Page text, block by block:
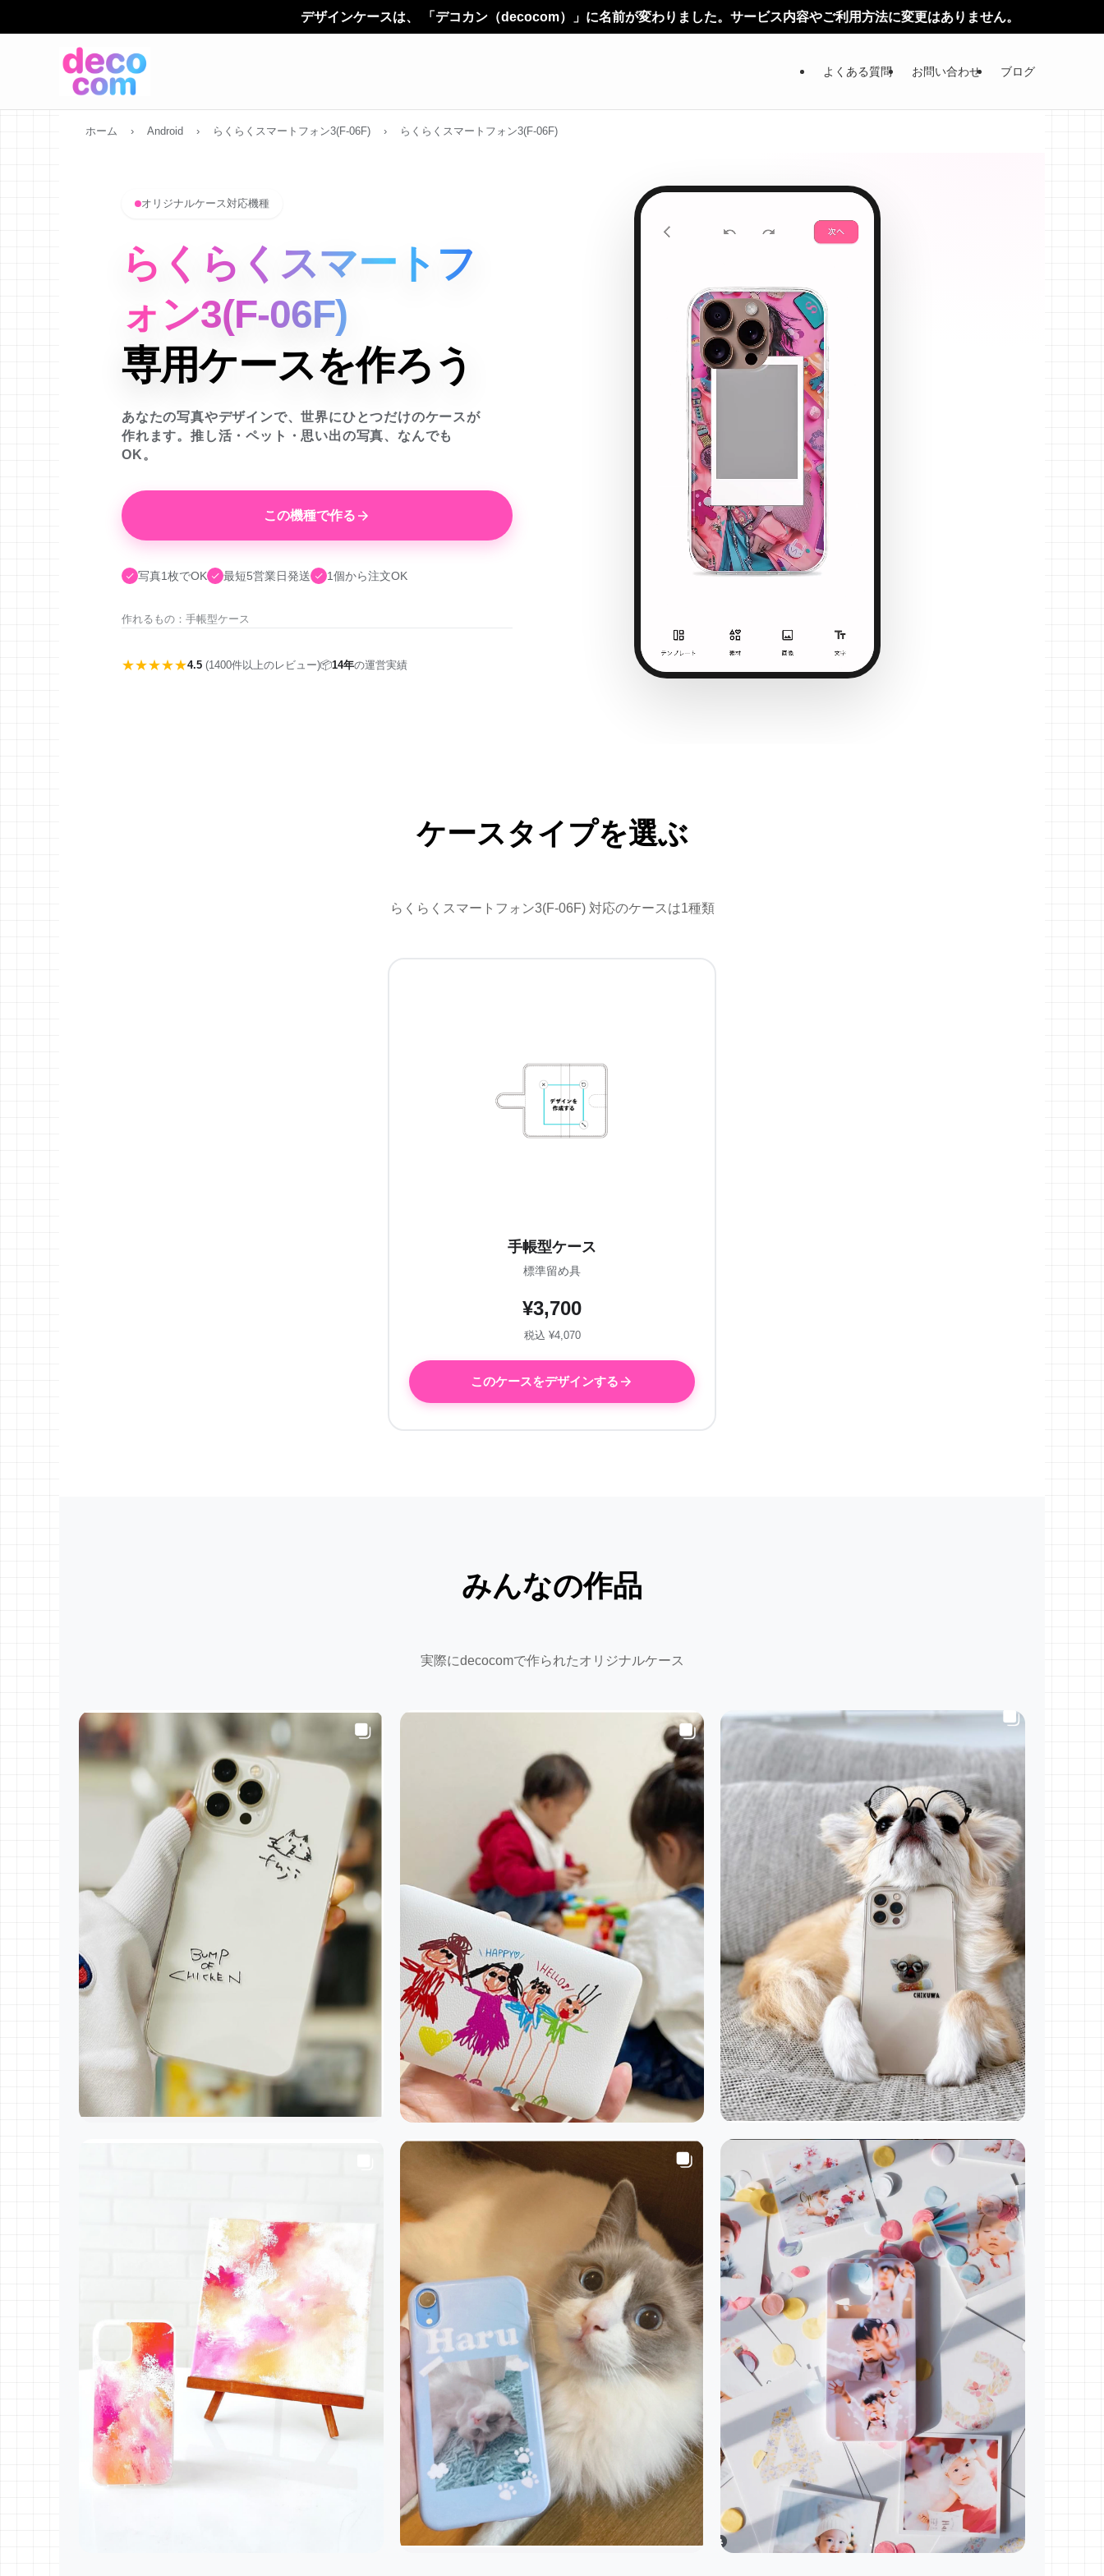
デザインケースは、 「デコカン（decocom）」に名前が変わりました。サービス内容やご利用方法に変更はありません。
よくある質問 お問い合わせ ブログ
ホーム › Android › らくらくスマートフォン3(F-06F) › らくらくスマートフォン3(F-06F)
オリジナルケース対応機種
らくらくスマートフ
ォン3(F-06F)
専用ケースを作ろう
あなたの写真やデザインで、世界にひとつだけのケースが
作れます。推し活・ペット・思い出の写真、なんでも
OK。
この機種で作る
写真1枚でOK 最短5営業日発送 1個から注文OK
作れるもの：手帳型ケース
★★★★★4.5 (1400件以上のレビュー)📦14年の運営実績
ケースタイプを選ぶ
らくらくスマートフォン3(F-06F) 対応のケースは1種類
手帳型ケース
標準留め具
¥3,700
税込 ¥4,070
このケースをデザインする
みんなの作品
実際にdecocomで作られたオリジナルケース